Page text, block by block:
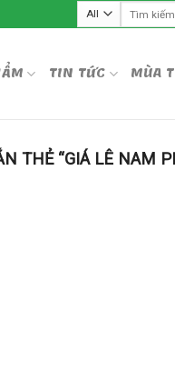
TIN TỨC MÙA
THẺ “GIÁ LÊ NAM